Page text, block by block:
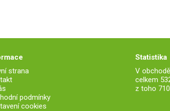
strana
podmínky
cookies
Statistika
V
celkem
z toho